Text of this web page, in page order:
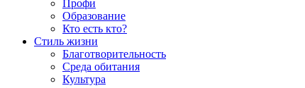
Профи
Образование
Кто есть кто?
Стиль жизни
Благотворительность
Среда обитания
Культура